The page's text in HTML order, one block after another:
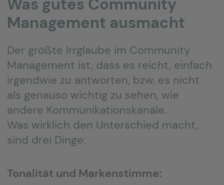
Was gutes Community
Management ausmacht
Der größte Irrglaube im Community
Management ist, dass es reicht, einfach
irgendwie zu antworten, bzw. es nicht
als genauso wichtig zu sehen, wie
andere Kommunikationskanäle.
Was wirklich den Unterschied macht,
sind drei Dinge:
Tonalität und Markenstimme: